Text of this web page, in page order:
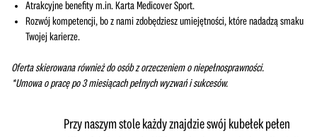
Atrakcyjne benefity m.in. Karta Medicover Sport.
Rozwój kompetencji, bo z nami zdobędziesz umiejętności, które nadadzą smaku
Twojej karierze.
Oferta skierowana również do osób z orzeczeniem o niepełnosprawności.
*Umowa o pracę po 3 miesiącach pełnych wyzwań i sukcesów.
Przy naszym stole każdy znajdzie swój kubełek pełen